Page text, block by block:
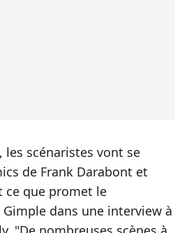
les scénaristes vont se
de Frank Darabont et
ce que promet le
dans une interview à